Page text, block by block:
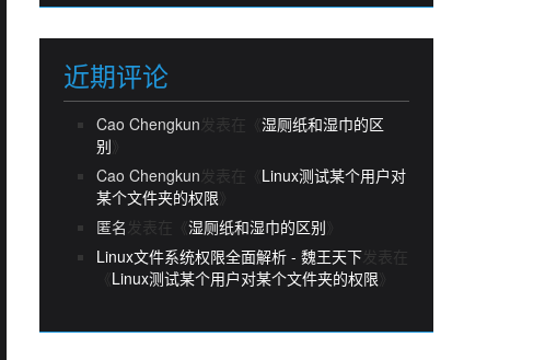
近期评论
Cao Chengkun发表在《 湿厕纸和湿巾的区
别
Cao Chengkun发表在《 Linux测试某个用户对
某个文件夹的权限
匿名 发表在《 湿厕纸和湿巾的区别
Linux文件系统权限全面解析 - 魏王天下发表在
Linux测试某个用户对某个文件夹的权限